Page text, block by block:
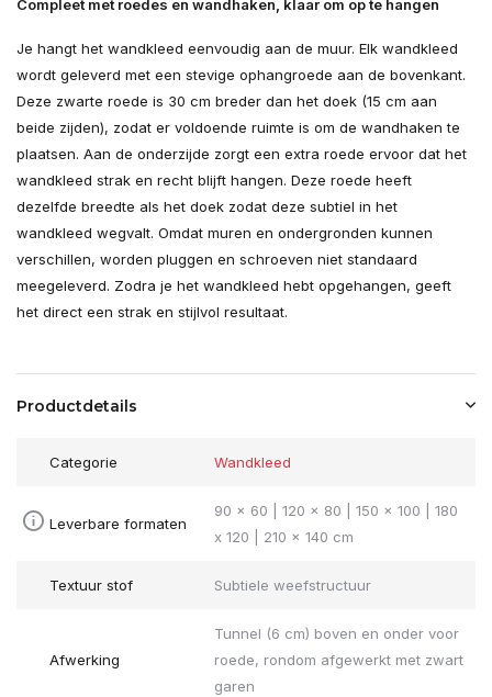
Compleet met roedes en wandhaken, klaar om op te hangen
Je hangt het wandkleed eenvoudig aan de muur. Elk wandkleed
wordt geleverd met een stevige ophangroede aan de bovenkant.
Deze zwarte roede is 30 cm breder dan het doek (15 cm aan
beide zijden), zodat er voldoende ruimte is om de wandhaken te
plaatsen. Aan de onderzijde zorgt een extra roede ervoor dat het
wandkleed strak en recht blijft hangen. Deze roede heeft
dezelfde breedte als het doek zodat deze subtiel in het
wandkleed wegvalt. Omdat muren en ondergronden kunnen
verschillen, worden pluggen en schroeven niet standaard
meegeleverd. Zodra je het wandkleed hebt opgehangen, geeft
het direct een strak en stijlvol resultaat.
Productdetails
Categorie Wandkleed
Leverbare formaten
90 x 60 | 120 x 80 | 150 x 100 | 180
x 120 | 210 x 140 cm
Textuur stof Subtiele weefstructuur
Afwerking
Tunnel (6 cm) boven en onder voor
roede, rondom afgewerkt met zwart
garen